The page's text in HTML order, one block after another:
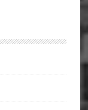
kan